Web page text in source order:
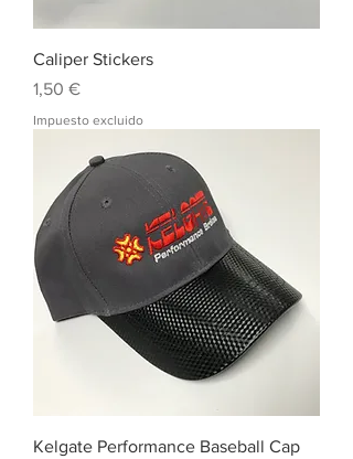
Caliper Stickers
Precio
1,50 €
Impuesto excluido
Kelgate Performance Baseball Cap